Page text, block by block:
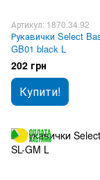
Артикул: 1870.34.92
Рукавички Select
GB01 black L
202 грн
Купити!